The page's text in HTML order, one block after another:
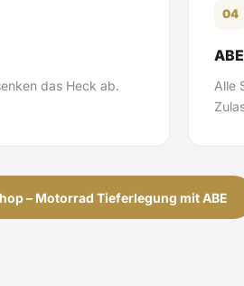
das Heck ab.
04
Alle
– Motorrad Tieferlegung mit ABE